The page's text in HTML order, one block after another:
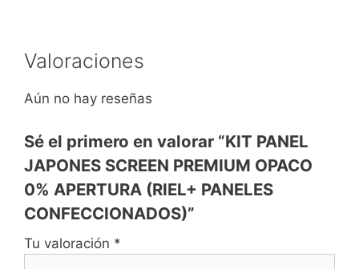
Valoraciones
Aún no hay reseñas
Sé el primero en valorar “KIT PANEL
JAPONES SCREEN PREMIUM OPACO
0% APERTURA (RIEL+ PANELES
CONFECCIONADOS)”
Tu valoración *